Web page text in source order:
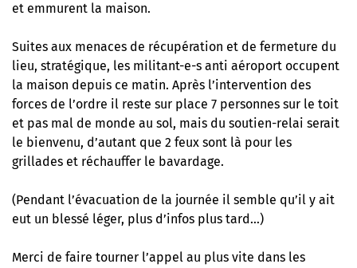
et emmurent la maison.
Suites aux menaces de récupération et de fermeture du
lieu, stratégique, les militant-e-s anti aéroport occupent
la maison depuis ce matin. Après l’intervention des
forces de l’ordre il reste sur place 7 personnes sur le toit
et pas mal de monde au sol, mais du soutien-relai serait
le bienvenu, d’autant que 2 feux sont là pour les
grillades et réchauffer le bavardage.
(Pendant l’évacuation de la journée il semble qu’il y ait
eut un blessé léger, plus d’infos plus tard…)
Merci de faire tourner l’appel au plus vite dans les